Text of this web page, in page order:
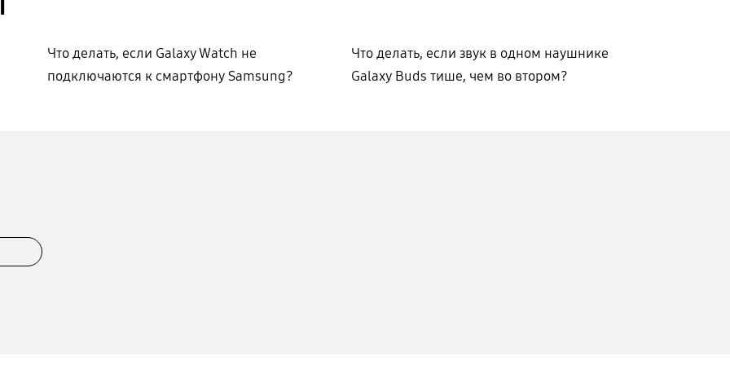
Что делать, если Galaxy Watch не
подключаются к смартфону Samsung?
Что делать, если звук в одном наушнике
Galaxy Buds тише, чем во втором?